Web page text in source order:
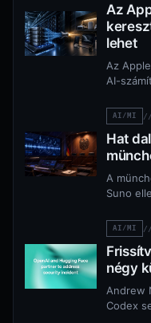
Az
lehet
Az
AI-
nem
AI/MI //
Hat
A
Suno
AI/MI //
négy
Andrew
Codex